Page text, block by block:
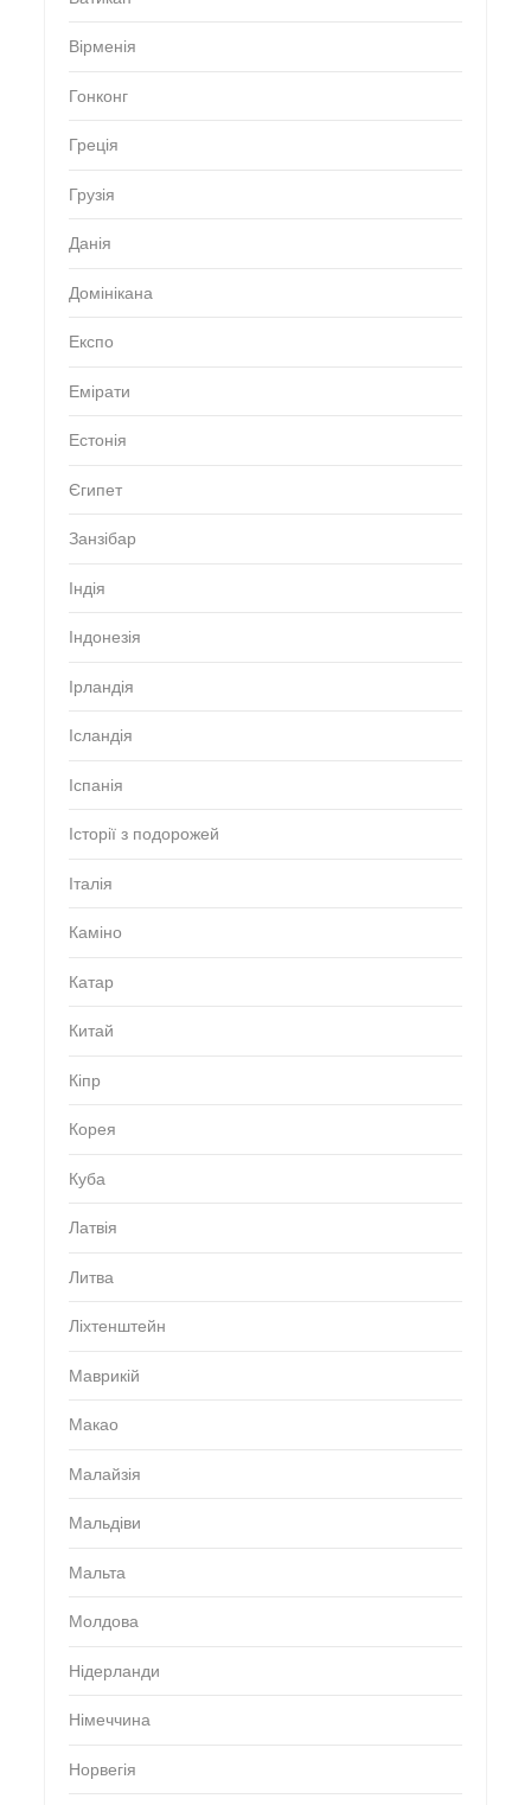
Вірменія
Гонконг
Греція
Грузія
Данія
Домінікана
Експо
Емірати
Естонія
Єгипет
Занзібар
Індія
Індонезія
Ірландія
Ісландія
Іспанія
Історії з подорожей
Італія
Каміно
Катар
Китай
Кіпр
Корея
Куба
Латвія
Литва
Ліхтенштейн
Маврикій
Макао
Малайзія
Мальдіви
Мальта
Молдова
Нідерланди
Німеччина
Норвегія